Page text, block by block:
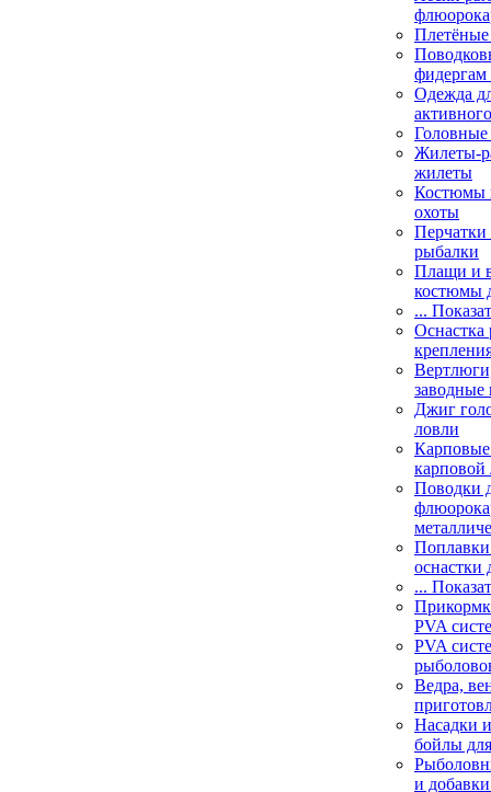
Одежда
Жилеты-
жилеты
Костюмы
охоты
Перчатки
рыбалки
Плащи и
костюмы
...
Оснастка
заводные
Джиг
ловли
Карповые
карповой
Поводки
оснастки
...
PVA
PVA
Ведра,
Насадки
бойлы
и